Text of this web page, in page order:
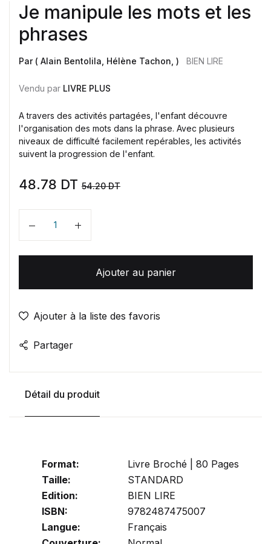
Je manipule les mots et les
phrases
Par ( Alain Bentolila, Hélène Tachon, ) BIEN LIRE
Vendu par LIVRE PLUS
A travers des activités partagées, l'enfant découvre
l'organisation des mots dans la phrase. Avec plusieurs
niveaux de difficulté facilement repérables, les activités
suivent la progression de l'enfant.
48.78 DT 54.20DT
Quantité
Ajouter au panier
Ajouter à la liste des favoris
Partager
Détail du produit
Format:
Livre Broché | 80 Pages
Taille:
STANDARD
Edition:
BIEN LIRE
ISBN:
9782487475007
Langue:
Français